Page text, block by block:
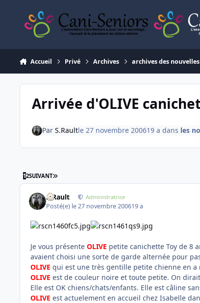
Accueil Privé Archives archives des nouvelles
Arrivée d'OLIVE
Par S.Raultle 27 novembre 200619 a dans les
12SUIVANT DERNIÈRE PAGE
S.Rault Administratrice
Posté(e) le 27 novembre 200619 a
Je vous présente OLIVE petite canichette Toy de 8
avaient choisi une sorte de garde alternée pour
OLIVE qui est une très gentille petite chienne en
OLIVE est de couleur noire et toute petite. On
Elle est OK chiens/chats/enfants. Elle est câline
OLIVE est actuelement en accueil chez Isabelle